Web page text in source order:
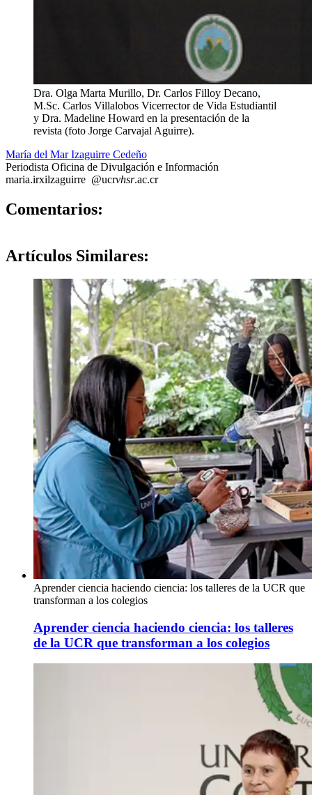
Dra. Olga Marta Murillo, Dr. Carlos Filloy Decano,
M.Sc. Carlos Villalobos Vicerrector de Vida Estudiantil
y Dra. Madeline Howard en la presentación de la
revista (foto Jorge Carvajal Aguirre).
María del Mar Izaguirre Cedeño
Periodista Oficina de Divulgación e Información
maria.irxilzaguirre @ucrvhsr.ac.cr
Comentarios:
Artículos Similares:
Aprender ciencia haciendo ciencia: los talleres de la UCR que
transforman a los colegios
Aprender ciencia haciendo ciencia: los talleres
de la UCR que transforman a los colegios